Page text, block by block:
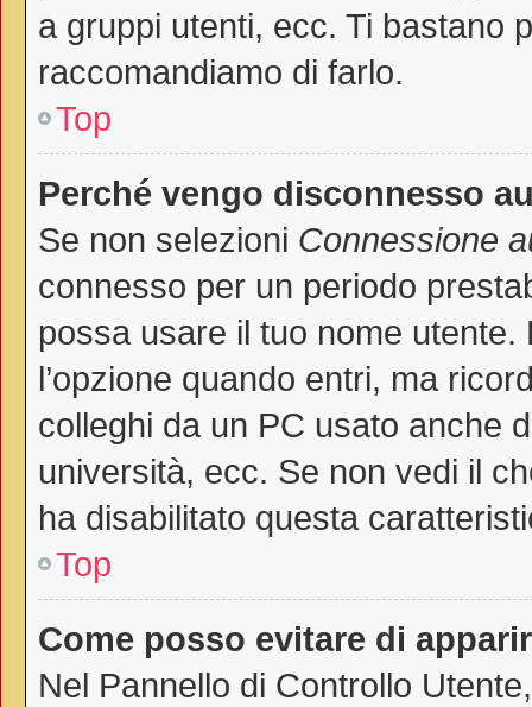
a gruppi utenti, ecc. Ti bastano
raccomandiamo di farlo.
Top
Perché vengo disconnesso
Se non selezioni Connessione
connesso per un periodo
possa usare il tuo nome
l’opzione quando entri, ma
colleghi da un PC usato anche
università, ecc. Se non vedi il
ha disabilitato questa
Top
Come posso evitare di
Nel Pannello di Controllo